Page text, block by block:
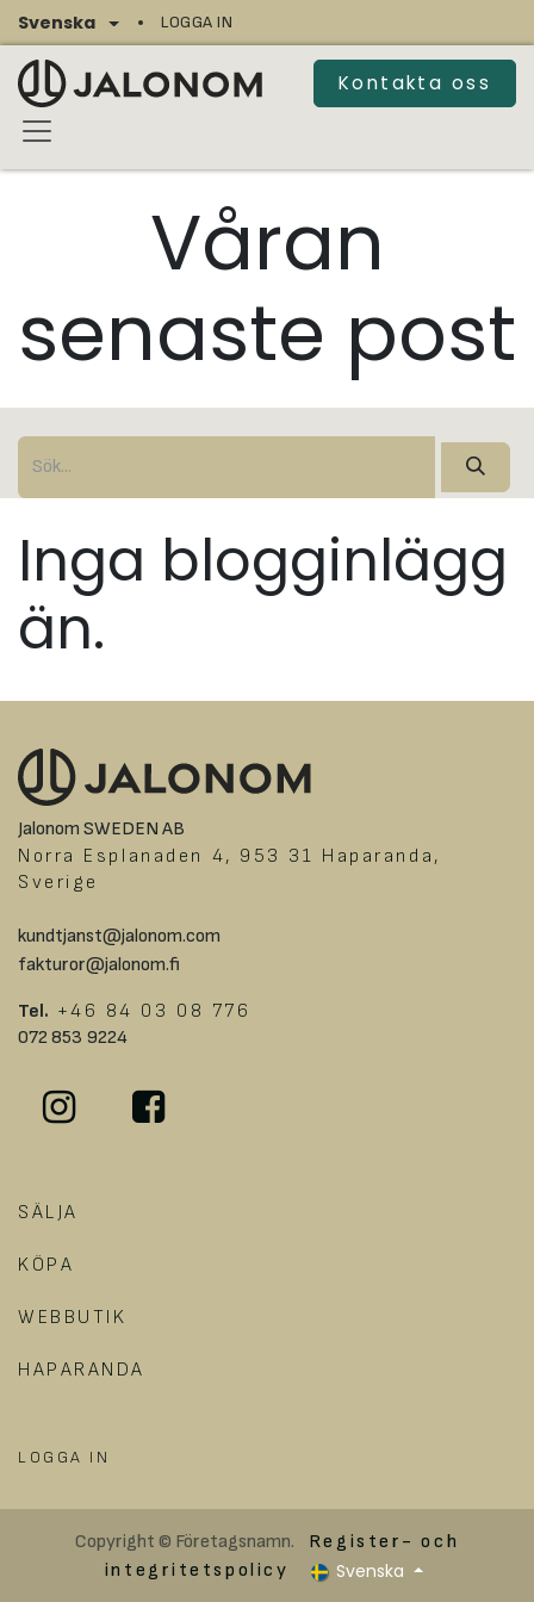
Hoppa till innehåll
Svenska LOGGA IN
Kontakta oss
Våran
senaste post
Inga blogginlägg
än.
Jalonom SWEDEN AB
Norra Esplanaden 4, 953 31 Haparanda,
Sverige
kundtjanst@jalonom.com
fakturor@jalonom.fi
Tel. +46 84 03 08 776
072 853 9224
SÄLJA
KÖPA
WEBBUTIK
HAPARANDA
LOGGA IN
Copyright © Företagsnamn. Register- och
integritetspolicy
Svenska